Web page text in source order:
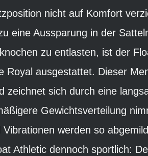
nicht auf Komfort
eine Aussparung in der
zu entlasten, ist der
Royal ausgestattet. Dieser
zeichnet sich durch eine
Gewichtsverteilung
werden so
Athletic dennoch sportlich: